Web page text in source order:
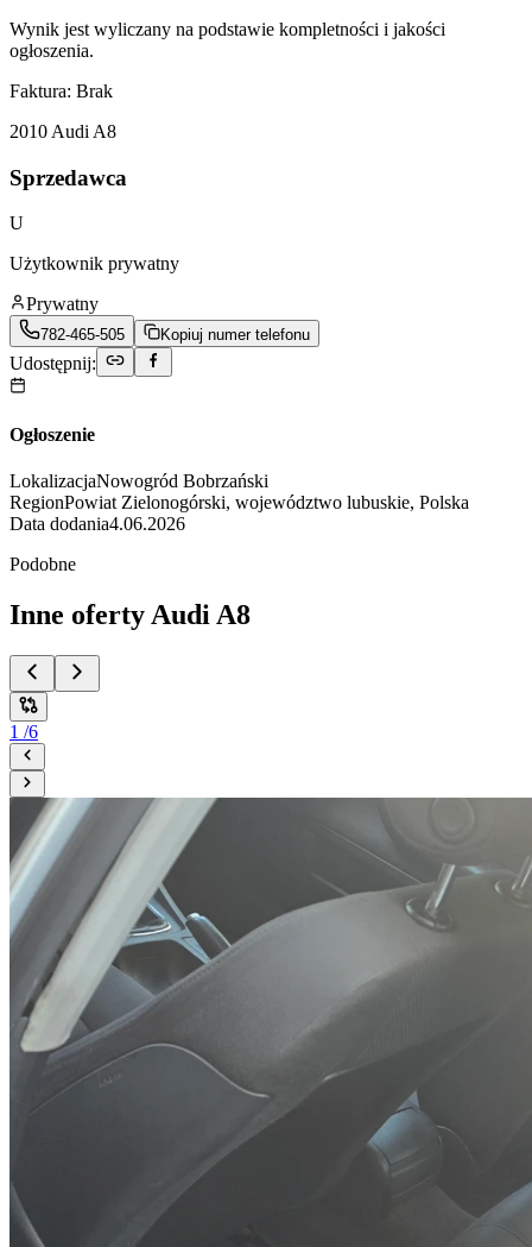
Wynik jest wyliczany na podstawie kompletności i jakości
ogłoszenia.
Faktura: Brak
2010 Audi A8
Sprzedawca
U
Użytkownik prywatny
Prywatny
782-465-505 Kopiuj numer telefonu
Udostępnij:
Ogłoszenie
LokalizacjaNowogród Bobrzański
RegionPowiat Zielonogórski, województwo lubuskie, Polska
Data dodania4.06.2026
Podobne
Inne oferty Audi A8
1 /6